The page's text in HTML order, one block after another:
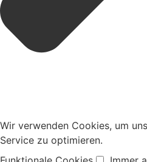
Wir verwenden Cookies, um
Service zu optimieren.